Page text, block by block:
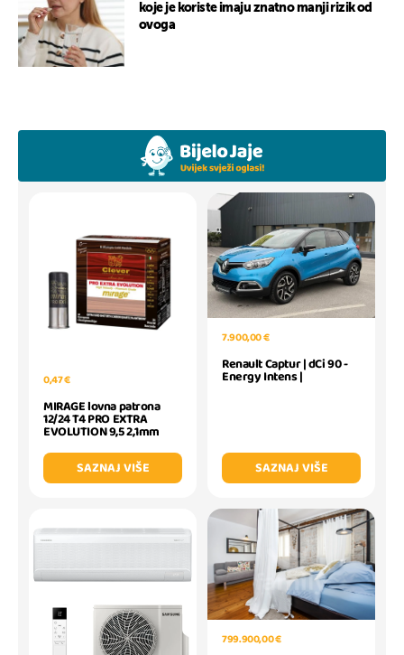
koje je koriste imaju znatno manji rizik od
ovoga
0,47 €
MIRAGE lovna patrona
12/24 T4 PRO EXTRA
EVOLUTION 9,5 2,1mm
SAZNAJ VIŠE
7.900,00 €
Renault Captur | dCi 90 -
Energy Intens |
SAZNAJ VIŠE
799.900,00 €